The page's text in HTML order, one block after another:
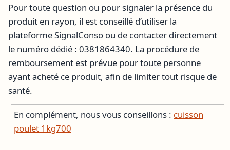
Pour toute question ou pour signaler la présence du
produit en rayon, il est conseillé d’utiliser la
plateforme SignalConso ou de contacter directement
le numéro dédié : 0381864340. La procédure de
remboursement est prévue pour toute personne
ayant acheté ce produit, afin de limiter tout risque de
santé.
En complément, nous vous conseillons : cuisson
poulet 1kg700